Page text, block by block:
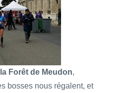
Forêt de Meudon,
bosses nous régalent, et